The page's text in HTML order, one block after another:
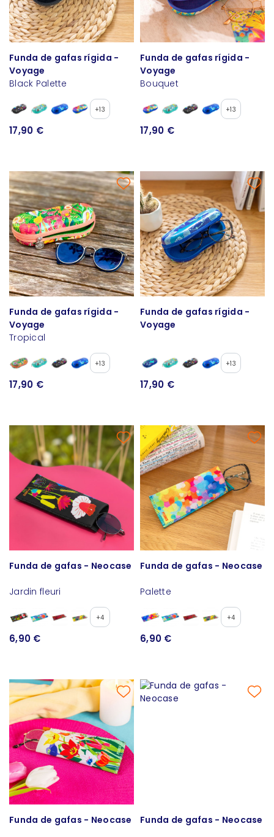
Funda de gafas rígida -
Voyage
Black Palette
+13
17,90 €
Funda de gafas rígida -
Voyage
Bouquet
+13
17,90 €
Funda de gafas rígida -
Voyage
Tropical
+13
17,90 €
Funda de gafas rígida -
Voyage
+13
17,90 €
Funda de gafas - Neocase
Jardin fleuri
+4
6,90 €
Funda de gafas - Neocase
Palette
+4
6,90 €
Funda de gafas - Neocase Funda de gafas - Neocase